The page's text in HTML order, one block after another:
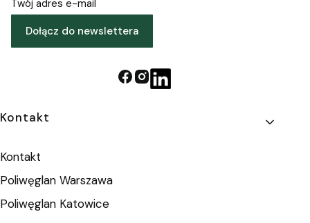
Twój adres e-mail
Dołącz do newslettera
Linki w stopce
Kontakt
Kontakt
Poliwęglan Warszawa
Poliwęglan Katowice